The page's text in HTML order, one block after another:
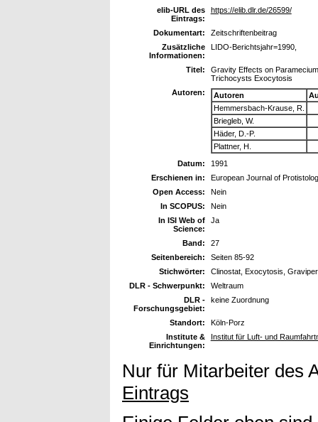
elib-URL des
Eintrags:
https://elib.dlr.de/26599/
Dokumentart:
Zeitschriftenbeitrag
Zusätzliche
Informationen:
LIDO-Berichtsjahr=1990,
Titel:
Gravity Effects on
Trichocysts Exocytosis
Autoren:
Autoren
Hemmersbach-Krause, R.
Briegleb, W.
Häder, D.-P.
Plattner, H.
Datum:
1991
Erschienen in:
European Journal of
Open Access:
Nein
In SCOPUS:
Nein
In ISI Web of
Science:
Ja
Band:
27
Seitenbereich:
Seiten 85-92
Stichwörter:
Clinostat, Exocytosis,
DLR - Schwerpunkt:
Weltraum
DLR -
Forschungsgebiet:
keine Zuordnung
Standort:
Köln-Porz
Institute &
Einrichtungen:
Institut für Luft- und
Nur für Mitarbeiter des
Eintrags